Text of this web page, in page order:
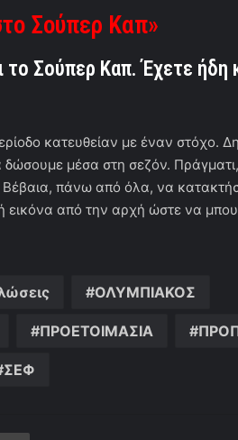
Σούπερ Καπ»
το Σούπερ Καπ. Έχετε ήδη
κατευθείαν με έναν στόχο.
μέσα στη σεζόν.
Βέβαια, πάνω από όλα, να
από την αρχή ώστε να
ΟΛΥΜΠΙΑΚΟΣ
ΠΡΟΕΤΟΙΜΑΣΙΑ
ΣΕΦ
μέσω ηλεκτρονικού ταχυδρομείου
Εκτύπωση